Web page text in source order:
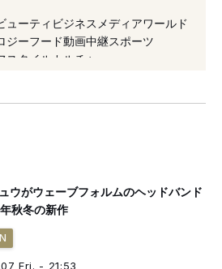
#アート #新作
#名古屋
ューティ ビジネス メディアワールド
ジーフード動画中継スポーツ
スタイル
カルチャー
ウがウェーブフォルムのヘッドバンド
秋冬の新作
Fri. - 21:53